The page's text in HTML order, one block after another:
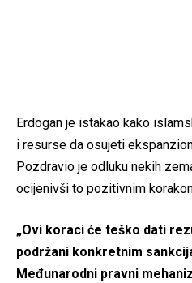
Erdogan je istakao kako
i resurse da osujeti
Pozdravio je odluku nekih
ocijenivši to pozitivnim
„Ovi koraci će teško dati
podržani konkretnim
Međunarodni pravni